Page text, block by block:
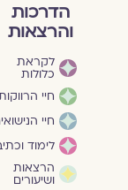
הדרכות
והרצאות
לקראת
כלולות
חיי הרווקות
חיי הנישואים
לימוד
הרצאות
ושיעורים